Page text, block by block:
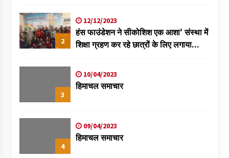
2
12/12/2023
हंस फाउंडेशन ने सीकोशिश एक आशा’ संस्था में
शिक्षा ग्रहण कर रहे छात्रों के लिए लगाया
3
10/04/2023
हिमाचल समाचार
4
09/04/2023
हिमाचल समाचार